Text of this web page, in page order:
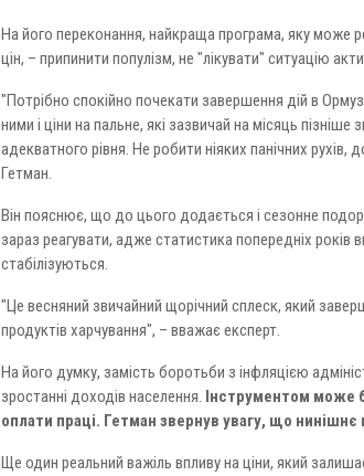
На його переконання, найкраща програма, яку може
цін, – припинити популізм, не "лікувати" ситуацію
"Потрібно спокійно почекати завершення дій в
ними і ціни на пальне, які зазвичай на місяць
адекватного рівня. Не робити ніяких панічних
Гетман.
Він пояснює, що до цього додається і сезонне
зараз реагувати, адже статистика попередніх років
стабілізуються.
"Це весняний звичайний щорічний сплеск, який
продуктів харчування", – вважає експерт.
На його думку, замість боротьби з інфляцією
зростанні доходів населення. Інструментом може
оплати праці. Гетман звернув увагу, що
Ще один реальний важіль впливу на ціни, який